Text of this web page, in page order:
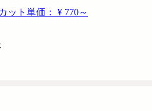
カット単価： ¥ 770～